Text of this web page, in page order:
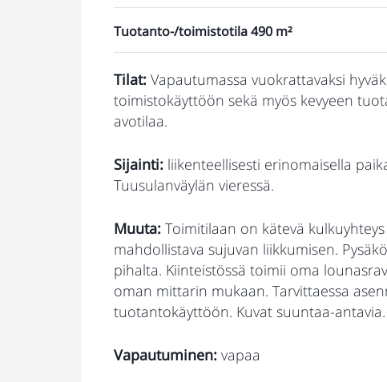
Tuotanto-/toimistotila 490 m²
Tilat: Vapautumassa vuokrattavaksi
toimistokäyttöön sekä myös kevyeen
avotilaa.
Sijainti: liikenteellisesti erinomaisella
Tuusulanväylän vieressä.
Muuta: Toimitilaan on kätevä
mahdollistava sujuvan liikkumisen.
pihalta. Kiinteistössä toimii oma
oman mittarin mukaan. Tarvittaessa
tuotantokäyttöön. Kuvat suuntaa-antavia.
Vapautuminen: vapaa